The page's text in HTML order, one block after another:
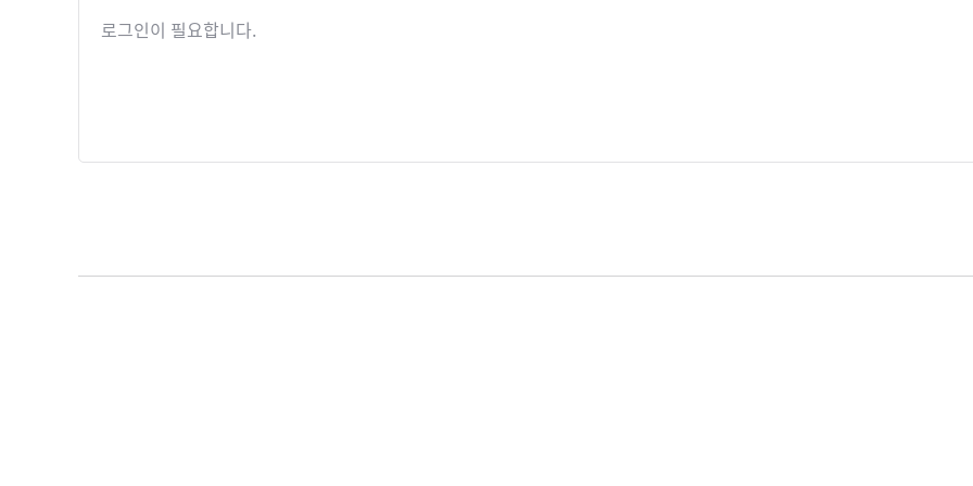
로그인이 필요합니다.